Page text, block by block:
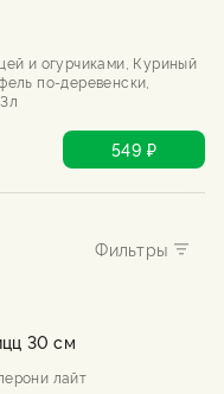
и огурчиками, Куриный
по-деревенски,
549 ₽
30 см
лайт